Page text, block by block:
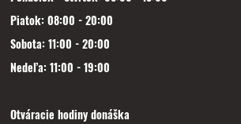
Piatok: 08:00 - 20:00
Sobota: 11:00 - 20:00
Nedeľa: 11:00 - 19:00
Otváracie hodiny donáška